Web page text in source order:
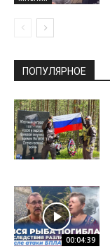
ПОПУЛЯРНОЕ
00:04:39